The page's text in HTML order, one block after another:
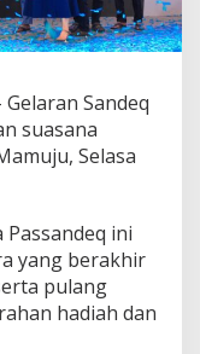
Gelaran Sandeq
suasana
Selasa
ini
yang berakhir
pulang
hadiah dan